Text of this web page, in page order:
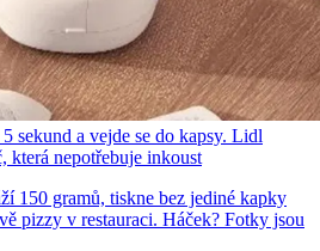
sekund a vejde se do kapsy. Lidl
která nepotřebuje inkoust
150 gramů, tiskne bez jediné kapky
pizzy v restauraci. Háček? Fotky jsou